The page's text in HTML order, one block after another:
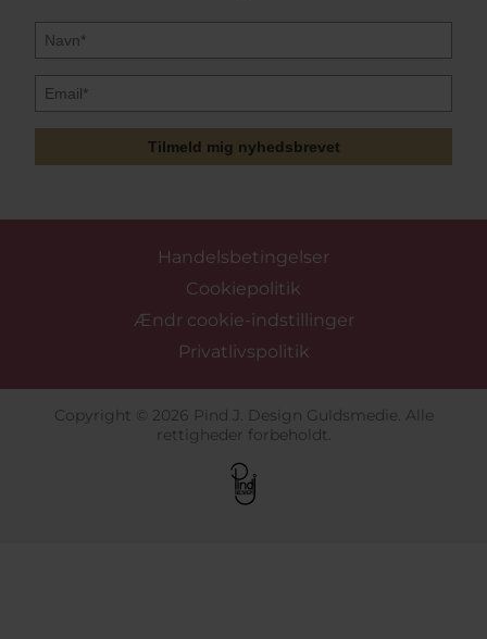
Tilmeld mig nyhedsbrevet
Handelsbetingelser
Cookiepolitik
Ændr cookie-indstillinger
Privatlivspolitik
Copyright © 2026 Pind J. Design Guldsmedie. Alle
rettigheder forbeholdt.